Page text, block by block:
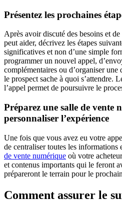
Présentez les prochaines
Après avoir discuté des besoins et
peut aider, décrivez les étapes
significatives et non d’une simple
programmer un nouvel appel,
complémentaires ou d’organiser
le prospect sache à quoi s’attendre.
l’appel permet de poursuivre le
Préparez une salle de vente
personnaliser l’expérience
Une fois que vous avez eu votre
de centraliser toutes les informations
de vente numérique où votre
et contenus importants qui le feront
prépareront le terrain pour le
Comment assurer le